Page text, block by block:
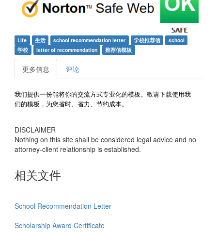
Life 生活 school recommendation letter 学校推荐信
school
学校
letter of recommendation 推荐信模板
更多信息 评论
我们提供一份能将你的交流方式专业化的模板。敬请下载使用我
们的模板，为您省时、省力、节约成本。
DISCLAIMER
Nothing on this site shall be considered legal advice and no
attorney-client relationship is established.
相关文件
School Recommendation Letter
Scholarship Award Certificate